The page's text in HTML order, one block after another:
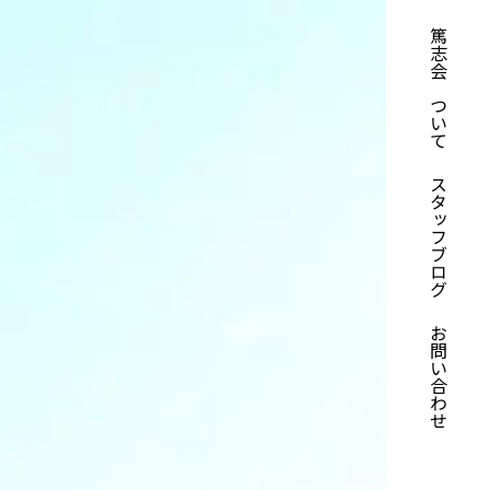
篤志会について
スタッフブログ
お問い合わせ